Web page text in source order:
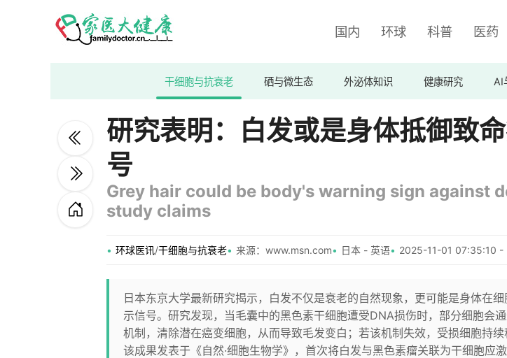
国内 环球 科普 医药
干细胞与抗衰老 硒与微生态 外泌体知识 健康研究 AI
研究表明：白发或是身体抵御致
号
Grey hair could be body's warning sign against
study claims
环球医讯/干细胞与抗衰老 来源：www.msn.com 日本 - 英语 2025-11-01 07:35:10 -
日本东京大学最新研究揭示，白发不仅是衰老的自然现象，更可能是身体在
示信号。研究发现，当毛囊中的黑色素干细胞遭受DNA损伤时，部分细胞会
机制，清除潜在癌变细胞，从而导致毛发变白；若该机制失效，受损细胞持续
该成果发表于《自然·细胞生物学》，首次将白发与黑色素瘤关联为干细胞应